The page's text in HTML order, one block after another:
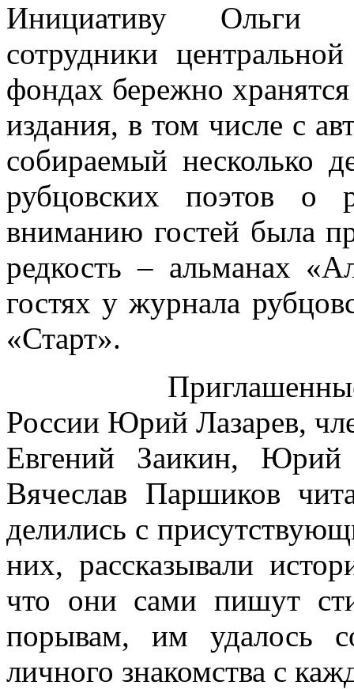
Инициативу Ольги
сотрудники
фондах бережно
издания, в том числе с
собираемый несколько
рубцовских поэтов о
вниманию гостей была
редкость – альманах
гостях у журнала
«Старт».
Приглашенные
России Юрий Лазарев,
Евгений Заикин,
Вячеслав Паршиков
делились с
них, рассказывали
что они сами пишут
порывам, им удалось
личного знакомства с